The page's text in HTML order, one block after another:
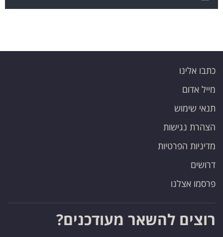
כתבו אלינו
מייל אדום
תנאי שימוש
הצהרת נגישות
מדיניות הפרטיות
דרושים
פרסמו אצלנו
רוצים להשאר מעודכנים?